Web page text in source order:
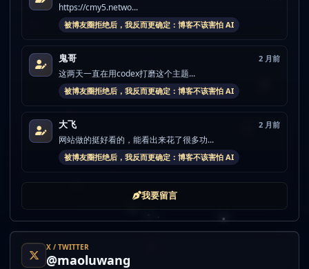
https://cmy5.netwo...
被博友圈拒绝后，我反而更确定：博客不该害怕 AI
鬼哥 2 月前
这两天一直在用codex打磨这个主题...
被博友圈拒绝后，我反而更确定：博客不该害怕 AI
大飞 2 月前
网站做的挺好看的，能看出来花了很多功...
被博友圈拒绝后，我反而更确定：博客不该害怕 AI
我要留言
X / TWITTER
@maoluwang